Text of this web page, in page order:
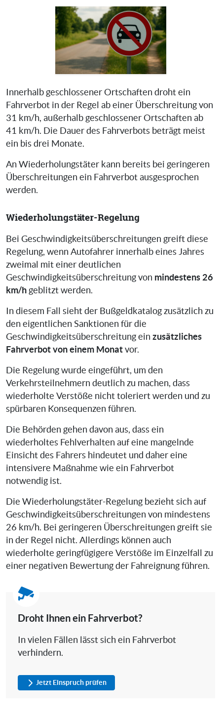
Innerhalb geschlossener Ortschaften droht ein
Fahrverbot in der Regel ab einer Überschreitung von
31 km/h, außerhalb geschlossener Ortschaften ab
41 km/h. Die Dauer des Fahrverbots beträgt meist
ein bis drei Monate.
An Wiederholungstäter kann bereits bei geringeren
Überschreitungen ein Fahrverbot ausgesprochen
werden.
Wiederholungstäter-Regelung
Bei Geschwindigkeitsüberschreitungen greift diese
Regelung, wenn Autofahrer innerhalb eines Jahres
zweimal mit einer deutlichen
Geschwindigkeitsüberschreitung von mindestens 26
km/h geblitzt werden.
In diesem Fall sieht der Bußgeldkatalog zusätzlich zu
den eigentlichen Sanktionen für die
Geschwindigkeitsüberschreitung ein zusätzliches
Fahrverbot von einem Monat vor.
Die Regelung wurde eingeführt, um den
Verkehrsteilnehmern deutlich zu machen, dass
wiederholte Verstöße nicht toleriert werden und zu
spürbaren Konsequenzen führen.
Die Behörden gehen davon aus, dass ein
wiederholtes Fehlverhalten auf eine mangelnde
Einsicht des Fahrers hindeutet und daher eine
intensivere Maßnahme wie ein Fahrverbot
notwendig ist.
Die Wiederholungstäter-Regelung bezieht sich auf
Geschwindigkeitsüberschreitungen von mindestens
26 km/h. Bei geringeren Überschreitungen greift sie
in der Regel nicht. Allerdings können auch
wiederholte geringfügigere Verstöße im Einzelfall zu
einer negativen Bewertung der Fahreignung führen.
Droht Ihnen ein Fahrverbot?
In vielen Fällen lässt sich ein Fahrverbot
verhindern.
Jetzt Einspruch prüfen